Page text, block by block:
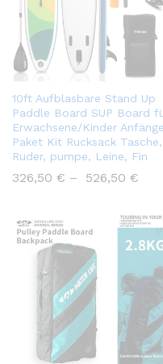
10ft Aufblasbare Stand Up
Paddle Board SUP Board
Erwachsene/Kinder
Paket Kit Rucksack Tasche,
Ruder, pumpe, Leine, Fin
326,50 € – 526,50 €